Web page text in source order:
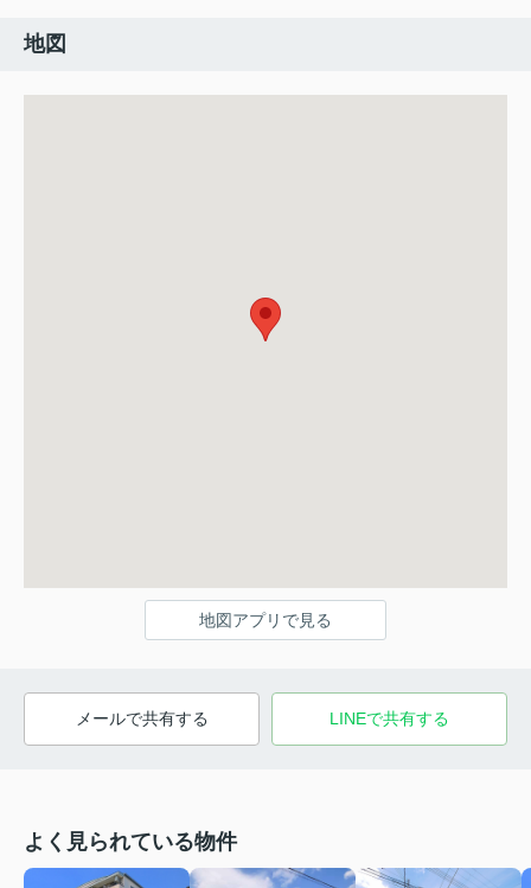
地図
地図アプリで見る
メールで共有する LINEで共有する
よく見られている物件